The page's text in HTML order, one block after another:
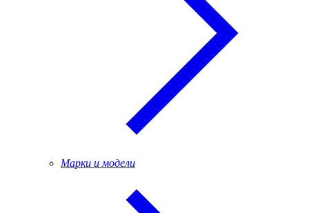
Марки и модели